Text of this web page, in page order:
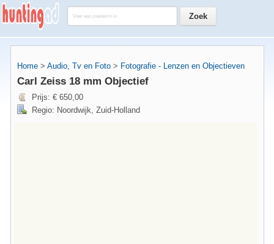
Home > Audio, Tv en Foto > Fotografie - Lenzen en Objectieven
Carl Zeiss 18 mm Objectief
Prijs: € 650,00
Regio: Noordwijk, Zuid-Holland